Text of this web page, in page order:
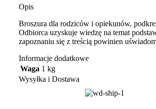
Opis
Broszura dla rodziców i opiekunów,
Odbiorca uzyskuje wiedzę na temat
zapoznaniu się z treścią powinien
Informacje dodatkowe
Waga 1 kg
Wysyłka i Dostawa